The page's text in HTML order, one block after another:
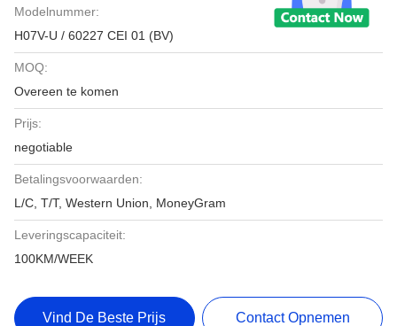
Modelnummer:
H07V-U / 60227 CEI 01 (BV)
MOQ:
Overeen te komen
Prijs:
negotiable
Betalingsvoorwaarden:
L/C, T/T, Western Union, MoneyGram
Leveringscapaciteit:
100KM/WEEK
Vind De Beste Prijs Contact Opnemen